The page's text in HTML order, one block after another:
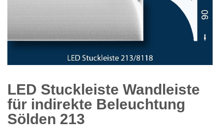
LED Stuckleiste Wandleiste
für indirekte Beleuchtung
Sölden 213